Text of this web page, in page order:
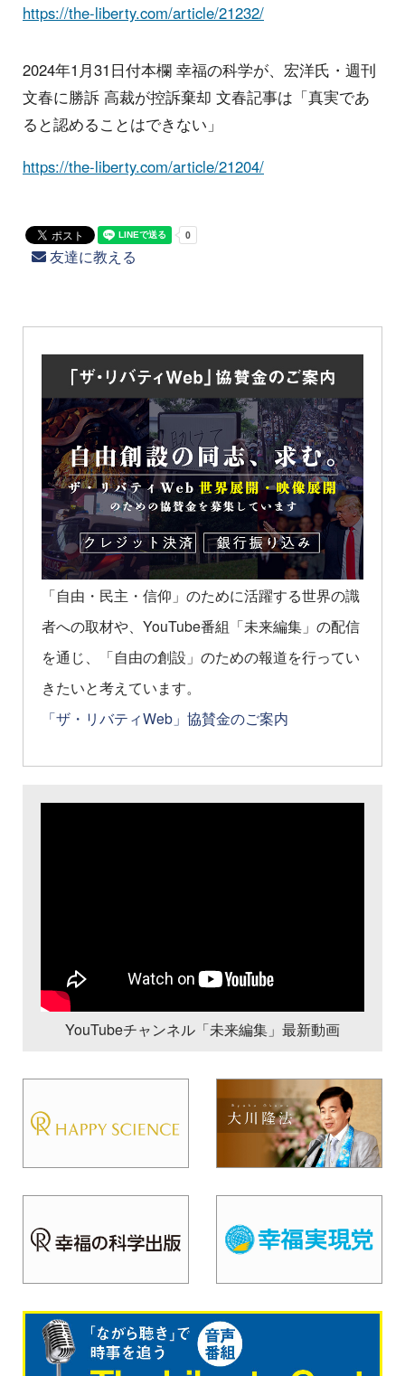
https://the-liberty.com/article/21232/
2024年1月31日付本欄 幸福の科学が、宏洋氏・週刊
文春に勝訴 高裁が控訴棄却 文春記事は「真実であ
ると認めることはできない」
https://the-liberty.com/article/21204/
友達に教える
「自由・民主・信仰」のために活躍する世界の識
者への取材や、YouTube番組「未来編集」の配信
を通じ、「自由の創設」のための報道を行ってい
きたいと考えています。
「ザ・リバティWeb」協賛金のご案内
YouTubeチャンネル「未来編集」最新動画